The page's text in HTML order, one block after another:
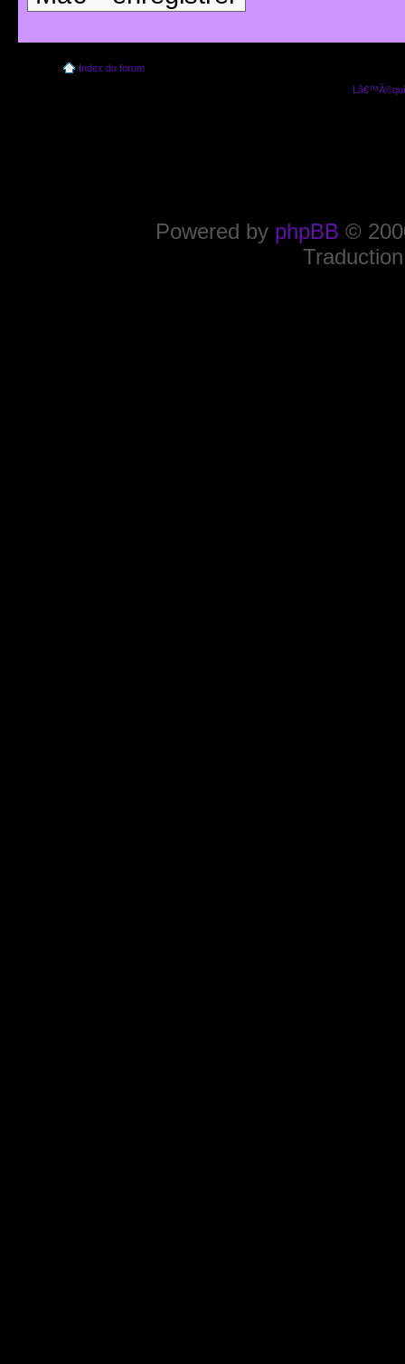
Index du forum
Powered by phpBB ©